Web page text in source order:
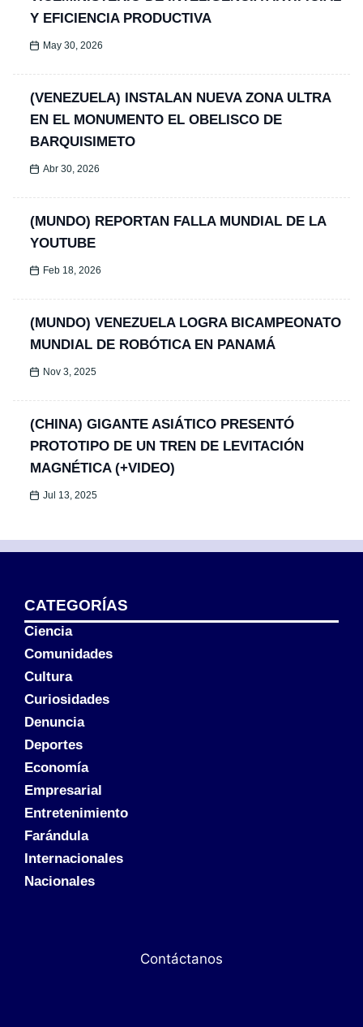
Y EFICIENCIA PRODUCTIVA
May 30, 2026
(VENEZUELA) INSTALAN NUEVA ZONA ULTRA
EN EL MONUMENTO EL OBELISCO DE
BARQUISIMETO
Abr 30, 2026
(MUNDO) REPORTAN FALLA MUNDIAL DE LA
YOUTUBE
Feb 18, 2026
(MUNDO) VENEZUELA LOGRA BICAMPEONATO
MUNDIAL DE ROBÓTICA EN PANAMÁ
Nov 3, 2025
(CHINA) GIGANTE ASIÁTICO PRESENTÓ
PROTOTIPO DE UN TREN DE LEVITACIÓN
MAGNÉTICA (+VIDEO)
Jul 13, 2025
CATEGORÍAS
Ciencia
Comunidades
Cultura
Curiosidades
Denuncia
Deportes
Economía
Empresarial
Entretenimiento
Farándula
Internacionales
Nacionales
Contáctanos